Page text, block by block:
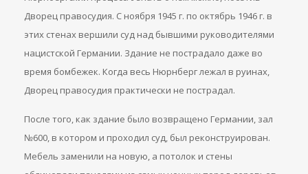
Дворец правосудия. С ноября 1945 г. по октябрь 1946 г. в
этих стенах вершили суд над бывшими руководителями
нацистской Германии. Здание не пострадало даже во
время бомбежек. Когда весь Нюрнберг лежал в руинах,
Дворец правосудия практически не пострадал.
После того, как здание было возвращено Германии, зал
№600, в котором и проходил суд, был реконструирован.
Мебель заменили на новую, а потолок и стены